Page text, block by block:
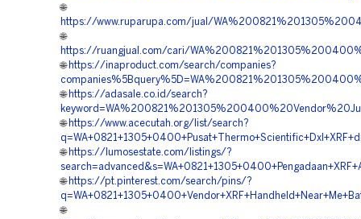
🌐
https://www.ruparupa.com/jual/
🌐
https://ruangjual.com/cari/
🌐 https://inaproduct.com/search/companies?
🌐 https://adasale.co.id/search?
🌐 https://www.acecutah.org/list/search?
🌐 https://lumosestate.com/listings/?
🌐 https://pt.pinterest.com/search/pins/?
🌐